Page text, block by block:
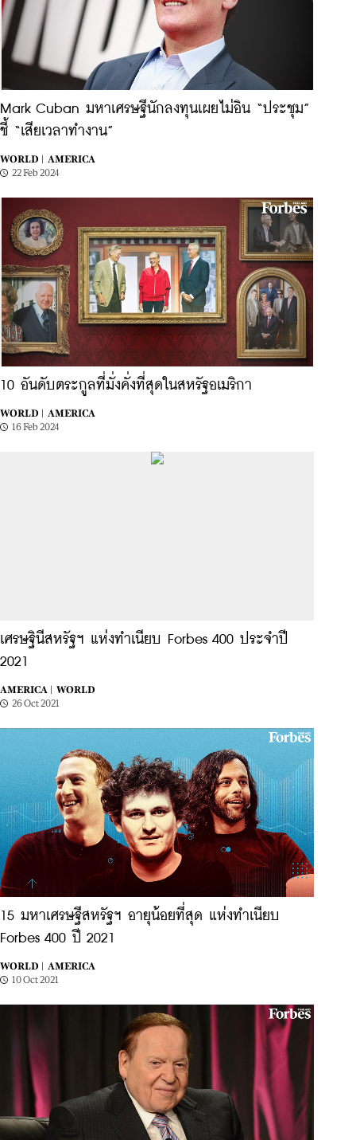
Mark Cuban มหาเศรษฐีนักลงทุนเผยไม่อิน “ประชุม”
ชี้ “เสียเวลาทำงาน”
WORLD |
AMERICA
22 Feb 2024
10 อันดับตระกูลที่มั่งคั่งที่สุดในสหรัฐอเมริกา
WORLD |
AMERICA
16 Feb 2024
เศรษฐินีสหรัฐฯ แห่งทำเนียบ Forbes 400 ประจำปี
2021
AMERICA |
WORLD
26 Oct 2021
15 มหาเศรษฐีสหรัฐฯ อายุน้อยที่สุด แห่งทำเนียบ
Forbes 400 ปี 2021
WORLD |
AMERICA
10 Oct 2021